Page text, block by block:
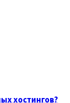
хостингов?